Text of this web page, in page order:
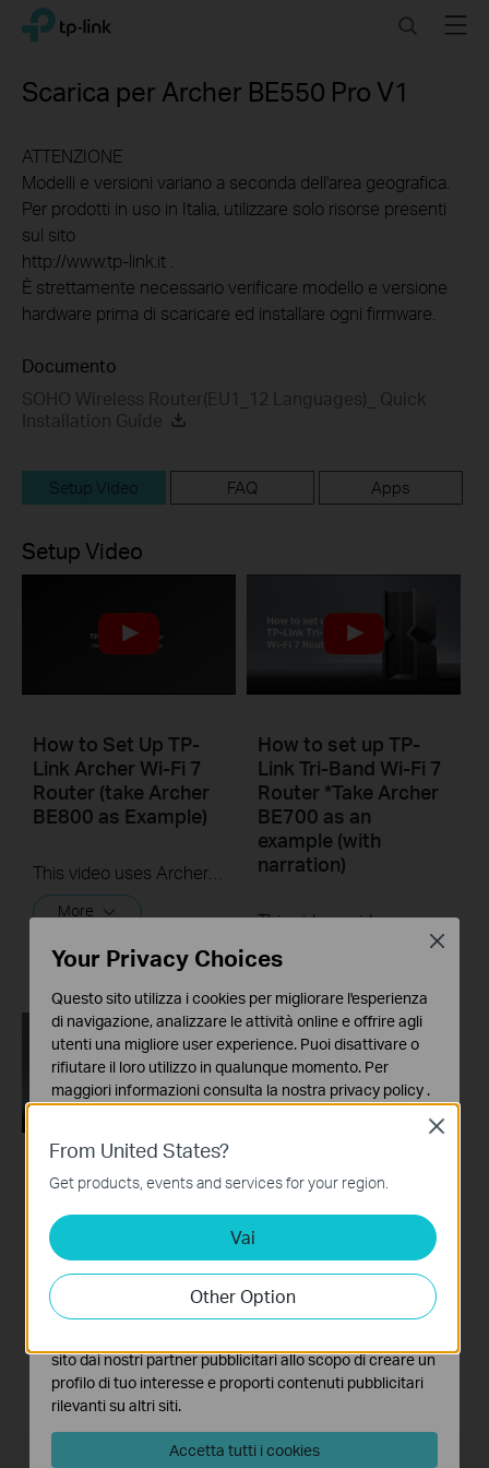
Click
navigation
TP-Link, Reliably Smart SearchMenu
Scarica per Archer BE550 Pro V1
ATTENZIONE
Modelli e versioni variano a seconda dell'area geografica.
Per prodotti in uso in Italia, utilizzare solo risorse presenti
sul sito
http://www.tp-link.it .
È strettamente necessario verificare modello e versione
hardware prima di scaricare ed installare ogni firmware.
Documento
SOHO Wireless Router(EU1_12 Languages)_ Quick
Installation Guide
Setup Video FAQ Apps
Setup Video
How to Set Up TP-
Link Archer Wi-Fi 7
Router (take Archer
BE800 as Example)
More
How to set up TP-
Link Tri-Band Wi-Fi 7
Router *Take Archer
BE700 as an
example (with
narration)
This video guides you step by step to set up a TP-Link Wi-Fi 7 Router using Archer BE700 as an example. The images may differ from actual products.
More
How to set up TP-
Router (Take Archer
BE700 as an
example)
From United States?
Get products, events and services for your region.
Vai
Other Option
Close
Your Privacy Choices
Questo sito utilizza i cookies per migliorare l'esperienza
di navigazione, analizzare le attività online e offrire agli
utenti una migliore user experience. Puoi disattivare o
rifiutare il loro utilizzo in qualunque momento. Per
maggiori informazioni consulta la nostra privacy policy .
Questi cookies sono necessari per il corretto
funzionamento del sito e non possono essere disattivati
nel tuo sistema.
Analytics e Marketing Cookies
I cookies analitici ci permettono di analizzare le tue
attività sul nostro sito allo scopo di migliorarne le
funzionalità.
sito dai nostri partner pubblicitari allo scopo di creare un
profilo di tuo interesse e proporti contenuti pubblicitari
rilevanti su altri siti.
Accetta tutti i cookies
Close